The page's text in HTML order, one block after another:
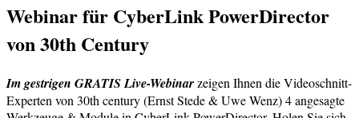
Webinar für CyberLink PowerDirector
von 30th Century
Im gestrigen GRATIS Live-Webinarzeigen Ihnen die Videoschnitt-
Experten von 30th century (Ernst Stede & Uwe Wenz) 4 angesagte